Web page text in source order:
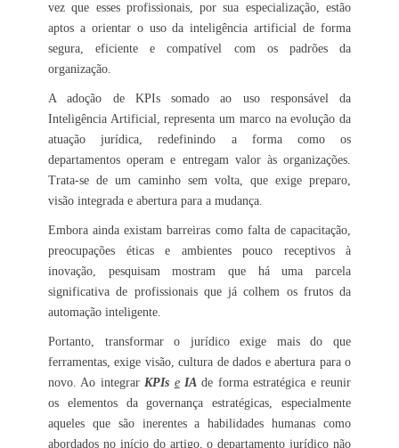
vez que esses profissionais, por sua especialização, estão
aptos a orientar o uso da inteligência artificial de forma
segura, eficiente e compatível com os padrões da
organização.
A adoção de KPIs somado ao uso responsável da
Inteligência Artificial, representa um marco na evolução da
atuação jurídica, redefinindo a forma como os
departamentos operam e entregam valor às organizações.
Trata-se de um caminho sem volta, que exige preparo,
visão integrada e abertura para a mudança.
Embora ainda existam barreiras como falta de capacitação,
preocupações éticas e ambientes pouco receptivos à
inovação, pesquisam mostram que há uma parcela
significativa de profissionais que já colhem os frutos da
automação inteligente.
Portanto, transformar o jurídico exige mais do que
ferramentas, exige visão, cultura de dados e abertura para o
novo. Ao integrarKPIs e IA de forma estratégica e reunir
os elementos da governança estratégicas, especialmente
aqueles que são inerentes a habilidades humanas como
abordados no início do artigo, o departamento jurídico não